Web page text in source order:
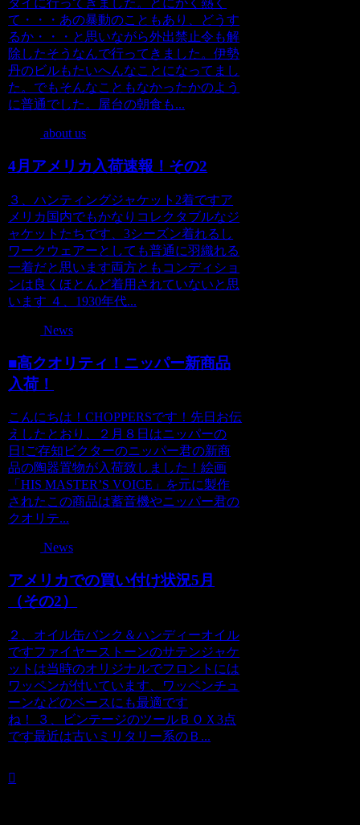
タイに行ってきました。とにかく熱く
て・・・あの暴動のこともあり、どうす
るか・・・と思いながら外出禁止令も解
除したそうなんで行ってきました。伊勢
丹のビルもたいへんなことになってまし
た。でもそんなこともなかったかのよう
に普通でした。屋台の朝食も...
about us
4月アメリカ入荷速報！その2
３、ハンティングジャケット2着ですア
メリカ国内でもかなりコレクタブルなジ
ャケットたちです、3シーズン着れるし
ワークウェアーとしても普通に羽織れる
一着だと思います両方ともコンディショ
ンは良くほとんど着用されていないと思
います ４、1930年代...
News
■高クオリティ！ニッパー新商品
入荷！
こんにちは！CHOPPERSです！先日お伝
えしたとおり、２月８日はニッパーの
日!ご存知ビクターのニッパー君の新商
品の陶器置物が入荷致しました！絵画
「HIS MASTER’S VOICE」を元に製作
されたこの商品は蓄音機やニッパー君の
クオリテ...
News
アメリカでの買い付け状況5月
（その2）
２、オイル缶バンク＆ハンディーオイル
ですファイヤーストーンのサテンジャケ
ットは当時のオリジナルでフロントには
ワッペンが付いています、ワッペンチュ
ーンなどのベースにも最適です
ね！ ３、ビンテージのツールＢＯＸ3点
です最近は古いミリタリー系のＢ...